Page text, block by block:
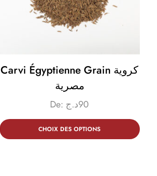
Carvi Égyptienne Grain كروية
مصرية
De: 90د.ج
CHOIX DES OPTIONS